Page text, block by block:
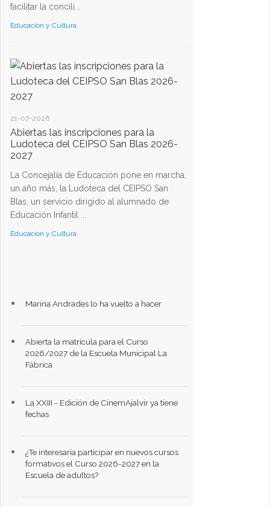
facilitar la concili...
Educacion y Cultura
21-07-2026
Abiertas las inscripciones para la
Ludoteca del CEIPSO San Blas 2026-
2027
La Concejalía de Educación pone en marcha,
un año más, la Ludoteca del CEIPSO San
Blas, un servicio dirigido al alumnado de
Educación Infantil ...
Educacion y Cultura
Marina Andrades lo ha vuelto a hacer
Abierta la matrícula para el Curso
2026/2027 de la Escuela Municipal La
Fábrica
La XXIII - Edición de CinemAjalvir ya tiene
fechas
¿Te interesaría participar en nuevos cursos
formativos el Curso 2026-2027 en la
Escuela de adultos?